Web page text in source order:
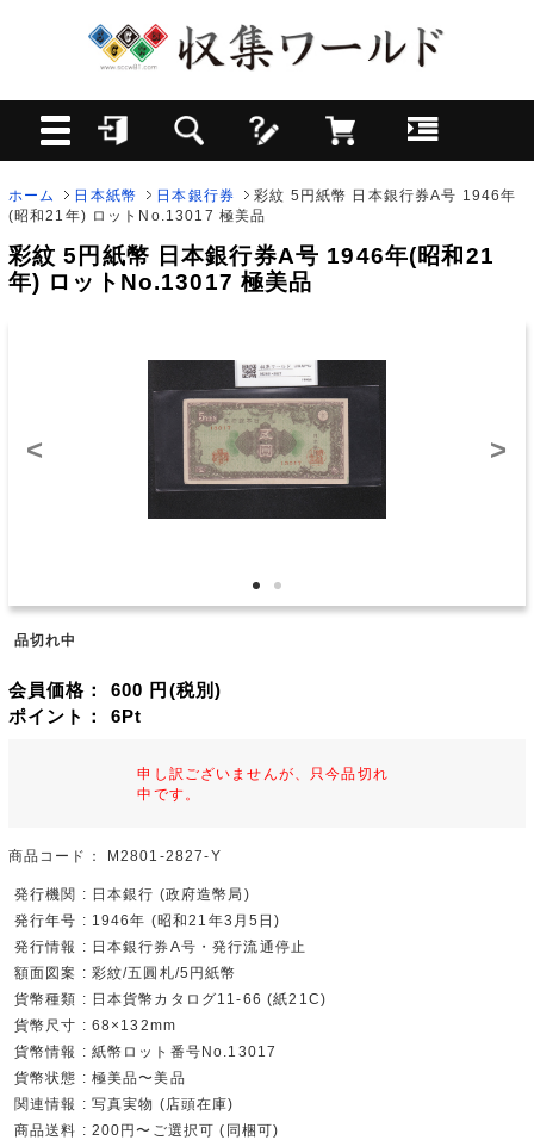
ホーム 日本紙幣 日本銀行券
彩紋 5円紙幣 日本銀行券A号 1946年
(昭和21年) ロットNo.13017 極美品
彩紋 5円紙幣 日本銀行券A号 1946年(昭和21
年) ロットNo.13017 極美品
< >
品切れ中
会員価格： 600 円(税別)
ポイント： 6Pt
申し訳ございませんが、只今品切れ
中です。
商品コード： M2801-2827-Y
発行機関 : 日本銀行 (政府造幣局)
発行年号 : 1946年 (昭和21年3月5日)
発行情報 : 日本銀行券A号・発行流通停止
額面図案 : 彩紋/五圓札/5円紙幣
貨幣種類 : 日本貨幣カタログ11-66 (紙21C)
貨幣尺寸 : 68×132mm
貨幣情報 : 紙幣ロット番号No.13017
貨幣状態 : 極美品〜美品
関連情報 : 写真実物 (店頭在庫)
商品送料 : 200円〜ご選択可 (同梱可)